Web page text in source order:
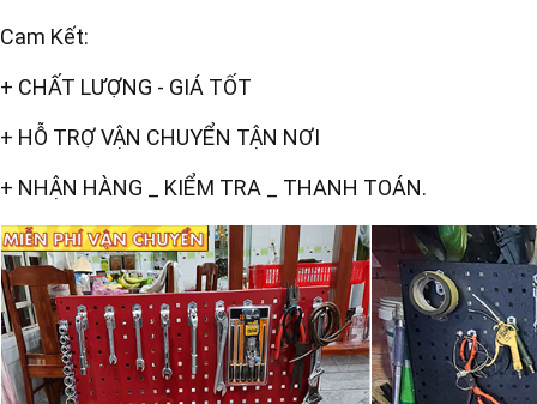
Cam Kết:
+ CHẤT LƯỢNG - GIÁ TỐT
+ HỖ TRỢ VẬN CHUYỂN TẬN NƠI
+ NHẬN HÀNG _ KIỂM TRA _ THANH TOÁN.